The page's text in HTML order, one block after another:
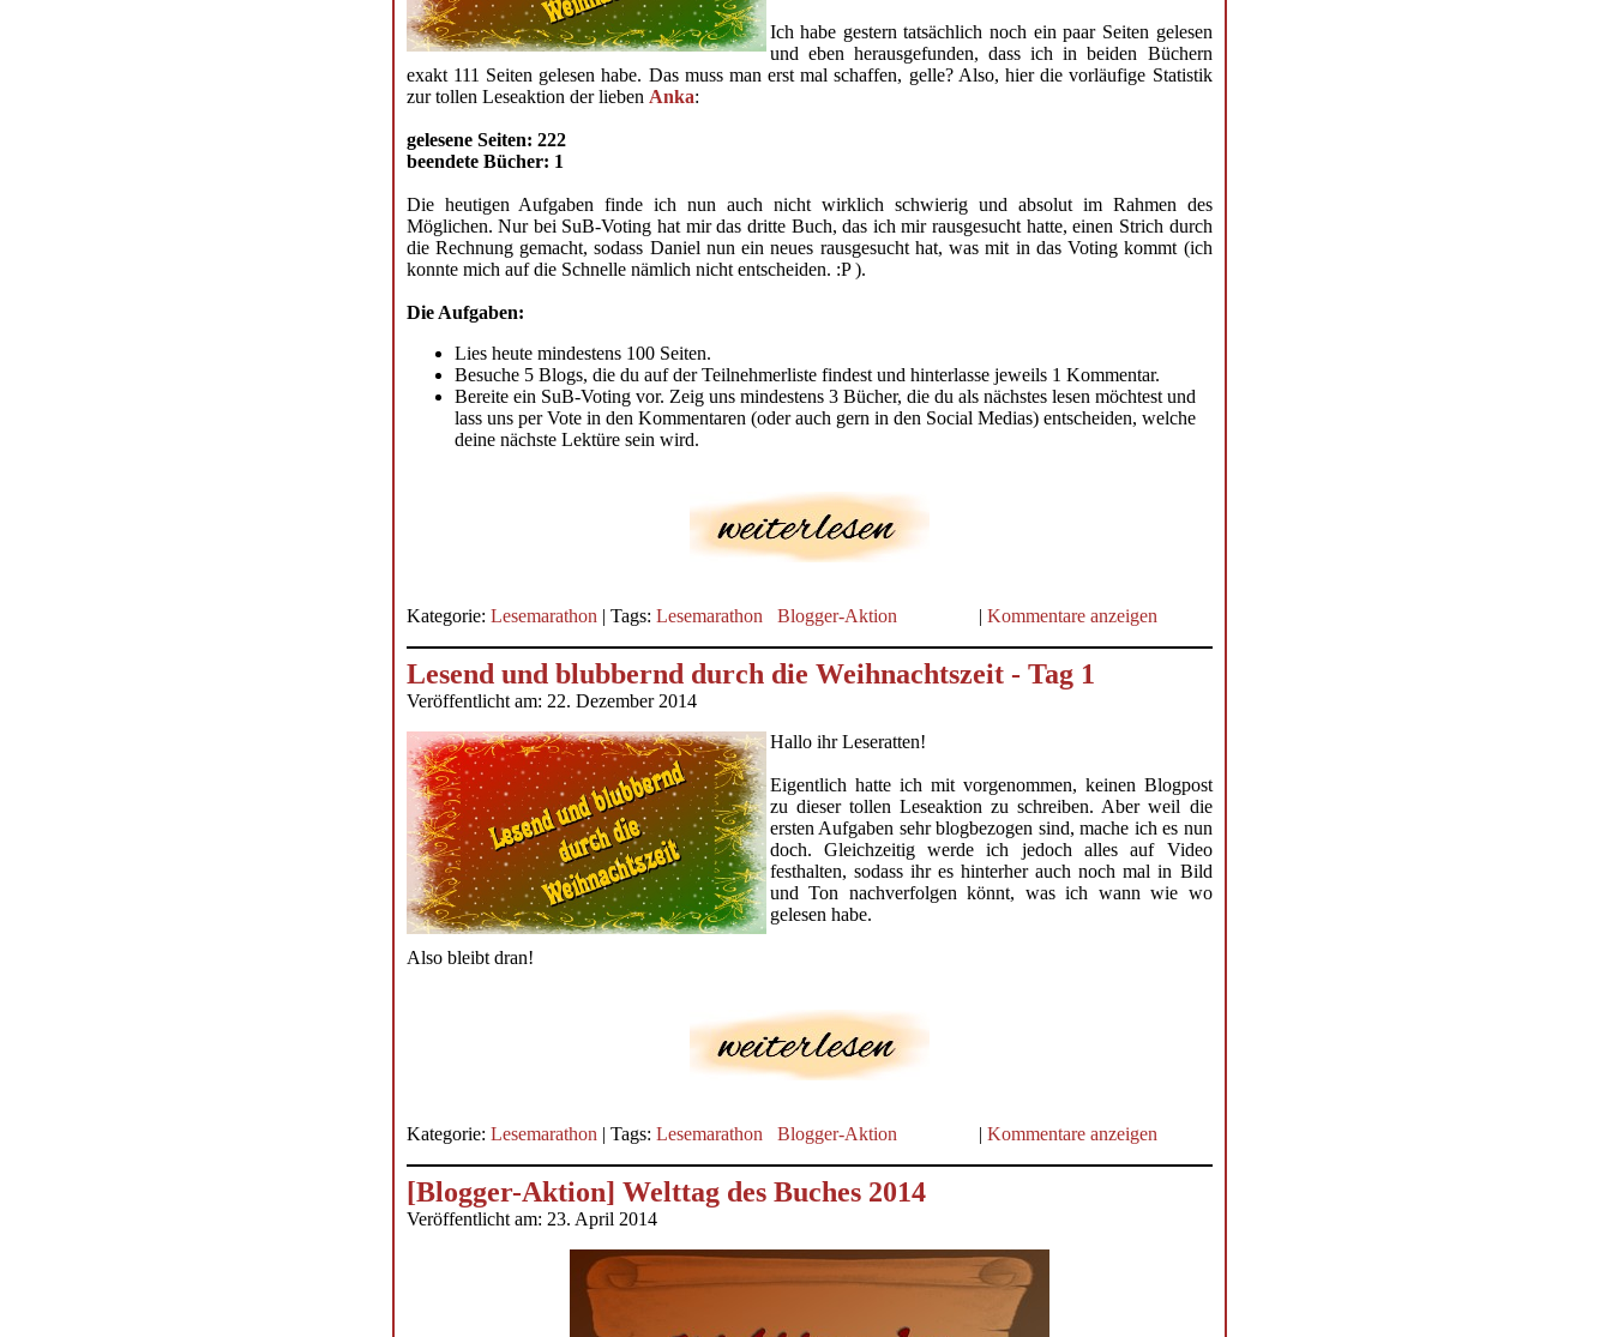
Ich habe gestern tatsächlich noch ein paar Seiten gelesen
und eben herausgefunden, dass ich in beiden Büchern
exakt 111 Seiten gelesen habe. Das muss man erst mal schaffen, gelle? Also, hier die vorläufige Statistik
zur tollen Leseaktion der lieben Anka:
gelesene Seiten: 222
beendete Bücher: 1
Die heutigen Aufgaben finde ich nun auch nicht wirklich schwierig und absolut im Rahmen des
Möglichen. Nur bei SuB-Voting hat mir das dritte Buch, das ich mir rausgesucht hatte, einen Strich durch
die Rechnung gemacht, sodass Daniel nun ein neues rausgesucht hat, was mit in das Voting kommt (ich
konnte mich auf die Schnelle nämlich nicht entscheiden. :P ).
Die Aufgaben:
Lies heute mindestens 100 Seiten.
Besuche 5 Blogs, die du auf der Teilnehmerliste findest und hinterlasse jeweils 1 Kommentar.
Bereite ein SuB-Voting vor. Zeig uns mindestens 3 Bücher, die du als nächstes lesen möchtest und
lass uns per Vote in den Kommentaren (oder auch gern in den Social Medias) entscheiden, welche
deine nächste Lektüre sein wird.
Kategorie: Lesemarathon | Tags: Lesemarathon Blogger-Aktion | Kommentare anzeigen
Lesend und blubbernd durch die Weihnachtszeit - Tag 1
Veröffentlicht am: 22. Dezember 2014
Hallo ihr Leseratten!
Eigentlich hatte ich mit vorgenommen, keinen Blogpost
zu dieser tollen Leseaktion zu schreiben. Aber weil die
ersten Aufgaben sehr blogbezogen sind, mache ich es nun
doch. Gleichzeitig werde ich jedoch alles auf Video
festhalten, sodass ihr es hinterher auch noch mal in Bild
und Ton nachverfolgen könnt, was ich wann wie wo
gelesen habe.
Also bleibt dran!
Kategorie: Lesemarathon | Tags: Lesemarathon Blogger-Aktion | Kommentare anzeigen
[Blogger-Aktion] Welttag des Buches 2014
Veröffentlicht am: 23. April 2014